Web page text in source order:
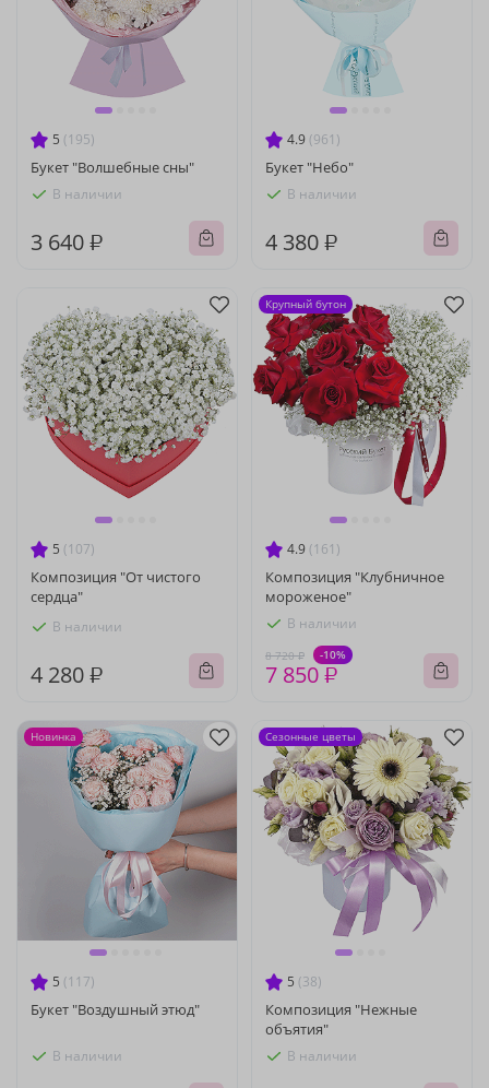
5 (195)
Букет "Волшебные сны"
В наличии
3 640 ₽
4.9 (961)
Букет "Небо"
В наличии
4 380 ₽
5 (107)
Композиция "От чистого
сердца"
В наличии
4 280 ₽
4.9 (161)
Композиция "Клубничное
мороженое"
В наличии
8 720 ₽ -10%
7 850 ₽
Крупный бутон
5 (117)
Букет "Воздушный этюд"
В наличии
Новинка
5 (38)
Композиция "Нежные
объятия"
В наличии
Сезонные цветы